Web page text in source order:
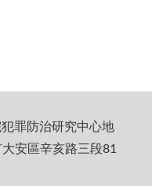
罪防治研究中心地
安區辛亥路三段81